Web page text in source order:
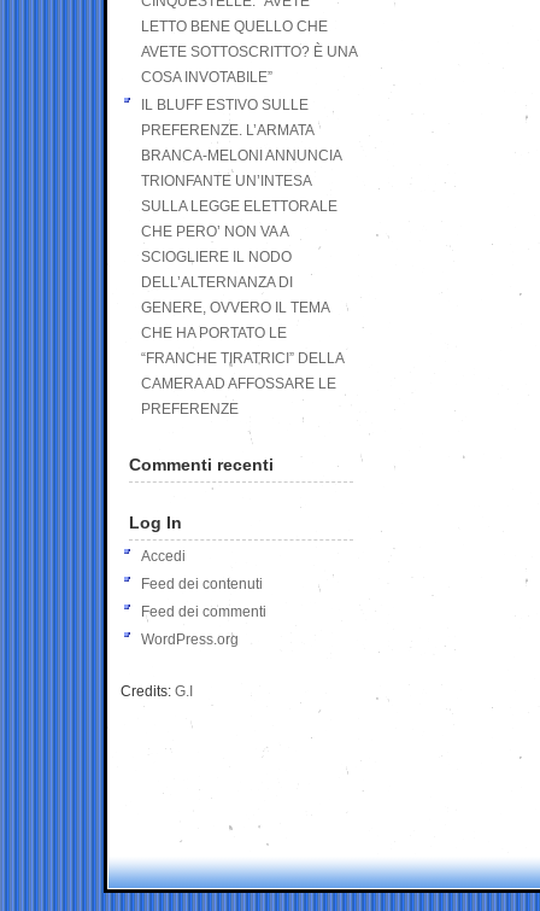
LETTO BENE QUELLO CHE
AVETE SOTTOSCRITTO? È UNA
COSA INVOTABILE”
IL BLUFF ESTIVO SULLE
PREFERENZE. L’ARMATA
BRANCA-MELONI ANNUNCIA
TRIONFANTE UN’INTESA
SULLA LEGGE ELETTORALE
CHE PERO’ NON VA A
SCIOGLIERE IL NODO
DELL’ALTERNANZA DI
GENERE, OVVERO IL TEMA
CHE HA PORTATO LE
“FRANCHE TIRATRICI” DELLA
CAMERA AD AFFOSSARE LE
PREFERENZE
Commenti recenti
Log In
Accedi
Feed dei contenuti
Feed dei commenti
WordPress.org
Credits: G.I